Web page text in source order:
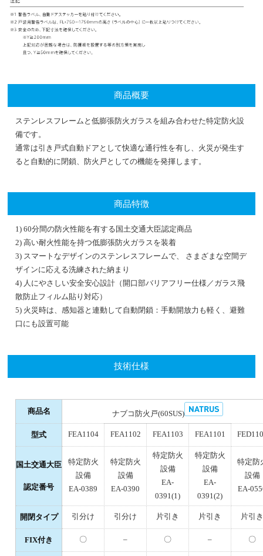
商品概要
ステンレスフレームと低膨張防火ガラスを組み合わせた特定防火設
備です。
通常は引き戸式自動ドアとして快適な通行性を有し、火災が発生す
ると自動的に閉鎖、防火戸としての機能を発揮します。
商品特徴
1) 60分間の防火性能を有する国土交通大臣認定商品
2) 高い耐火性能を持つ低膨張防火ガラスを装着
3) スマートなデザインのステンレスフレームで、 さまざまな空間デ
ザインに応える洗練された納まり
4) 人にやさしい安全安心設計（開口部バリアフリー仕様／ガラス飛
散防止フィルム貼り対応）
5) 火災時は、感知器と連動して自動閉鎖：手動開放力も軽く、避難
口にも設置可能
技術仕様
商品名 ナブコ防火戸(60SUS)
型式 FEA1104 FEA1102 FEA1103 FEA1101
国土交通大臣
認定番号
特定防火
設備
EA-0389
特定防火
設備
EA-0390
特定防火
設備
EA-
0391(1)
特定防火
設備
EA-
0391(2)
特定防
設備
EA-
開閉タイプ 引分け 引分け 片引き 片引き 片引
FIX付き 〇 – 〇 – 〇